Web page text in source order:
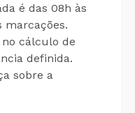
é das 08h às
marcações.
no cálculo de
definida.
sobre a